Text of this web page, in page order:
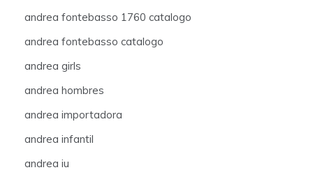
andrea fontebasso 1760 catalogo
andrea fontebasso catalogo
andrea girls
andrea hombres
andrea importadora
andrea infantil
andrea iu